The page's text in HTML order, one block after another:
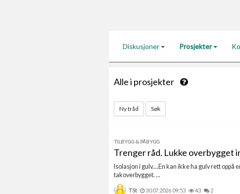
Diskusjoner Prosjekter
Alle i prosjekter
Ny tråd Søk
TILBYGG & PÅBYGG
Trenger råd. Lukke overbygget
Isolasjon i gulv....En kan ikke ha gulv rett
takoverbygget. ...
TSt 30.07.2026 09:53 43 2